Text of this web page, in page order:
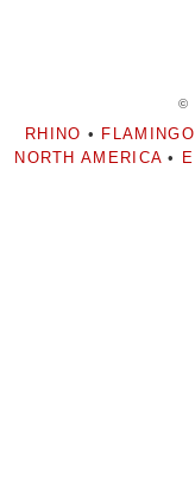
©
RHINO • FLAMINGO
NORTH AMERICA •